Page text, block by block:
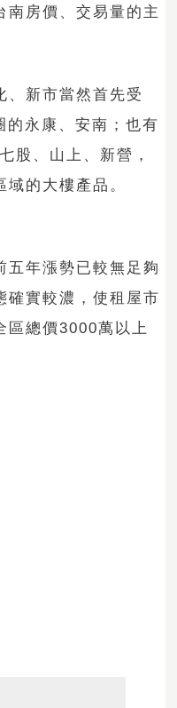
南房價、交易量的主
、新市當然首先受
永康、安南；也有
股、山上、新營，
的大樓產品。
五年漲勢已較無足夠
確實較濃，使租屋市
區總價3000萬以上